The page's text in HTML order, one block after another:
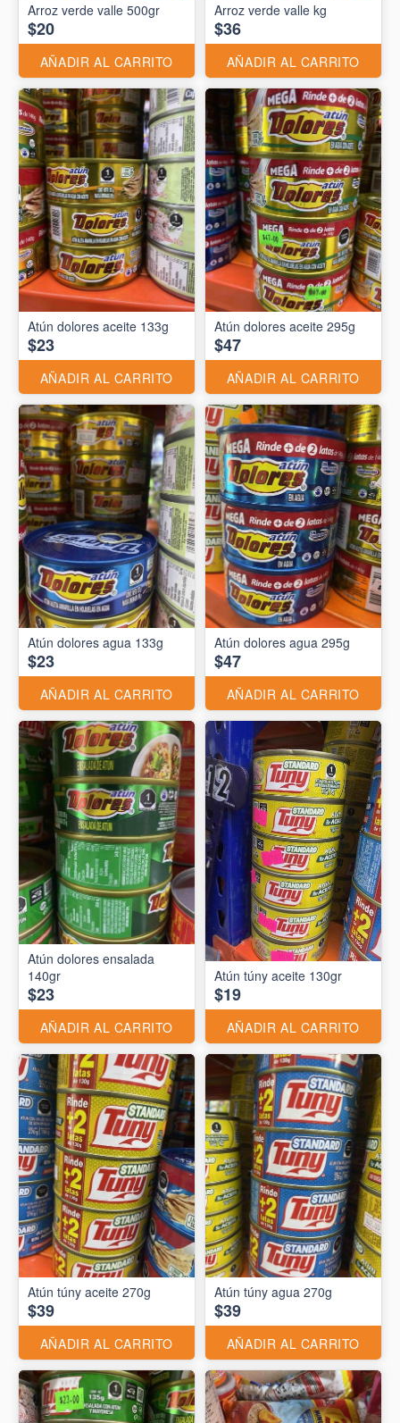
Arroz verde valle 500gr
$20
AÑADIR AL CARRITO
Arroz verde valle kg
$36
AÑADIR AL CARRITO
Atún dolores aceite 133g
$23
AÑADIR AL CARRITO
Atún dolores aceite 295g
$47
AÑADIR AL CARRITO
Atún dolores agua 133g
$23
AÑADIR AL CARRITO
Atún dolores agua 295g
$47
AÑADIR AL CARRITO
Atún dolores ensalada
140gr
$23
AÑADIR AL CARRITO
Atún túny aceite 130gr
$19
AÑADIR AL CARRITO
Atún túny aceite 270g
$39
AÑADIR AL CARRITO
Atún túny agua 270g
$39
AÑADIR AL CARRITO